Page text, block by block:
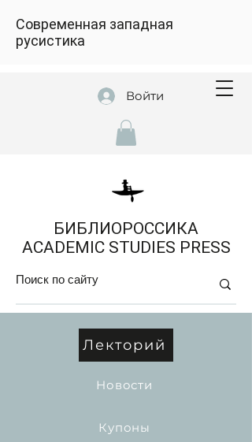
Войти
БИБЛИОРОССИКА
ACADEMIC STUDIES PRESS
Современная западная
русистика
Лекторий
Новости
Купоны